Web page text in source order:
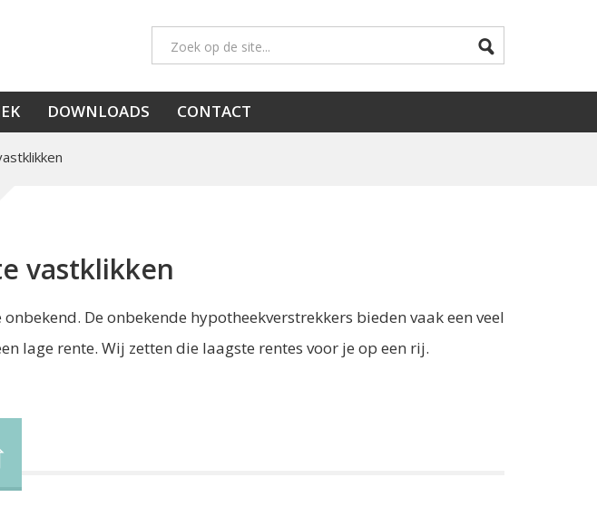
DOWNLOADS CONTACT
vastklikken
De onbekende hypotheekverstrekkers bieden vaak een veel
lage rente. Wij zetten die laagste rentes voor je op een rij.